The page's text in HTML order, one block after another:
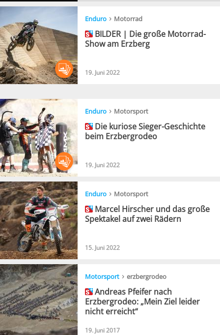
Enduro › Motorrad
BILDER | Die große Motorrad-
Show am Erzberg
19. Juni 2022
Enduro › Motorsport
Die kuriose Sieger-Geschichte
beim Erzbergrodeo
19. Juni 2022
Enduro › Motorsport
Marcel Hirscher und das große
Spektakel auf zwei Rädern
15. Juni 2022
Motorsport › erzbergrodeo
Andreas Pfeifer nach
Erzbergrodeo: „Mein Ziel leider
nicht erreicht“
19. Juni 2017